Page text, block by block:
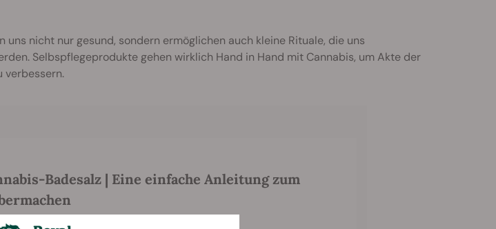
uns nicht nur gesund, sondern ermöglichen auch kleine Rituale, die uns
Selbspflegeprodukte gehen wirklich Hand in Hand mit Cannabis, um Akte der
verbessern.
Badesalz | Eine einfache Anleitung zum